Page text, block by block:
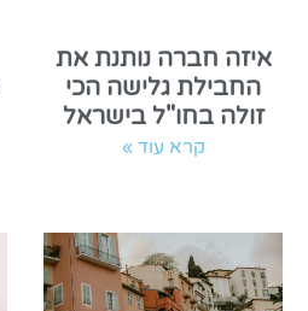
איזה חברה נותנת את
החבילת גלישה הכי
זולה בחו"ל בישראל
קרא עוד »